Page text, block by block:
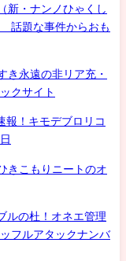
新・ナンノひゃくし
話題な事件からおも
き永遠の非リア充・
クサイト
報！キモデブロリコ
きこもりニートのオ
ルの杜！オネエ管理
フルアタックナンバ